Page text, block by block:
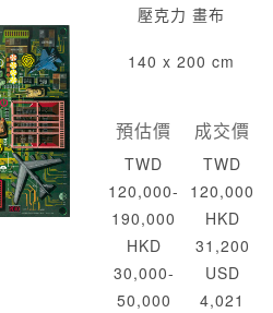
壓克力 畫布
140 x 200 cm
預估價
TWD
120,000-
190,000
HKD
30,000-
50,000
成交價
TWD
120,000
HKD
31,200
USD
4,021